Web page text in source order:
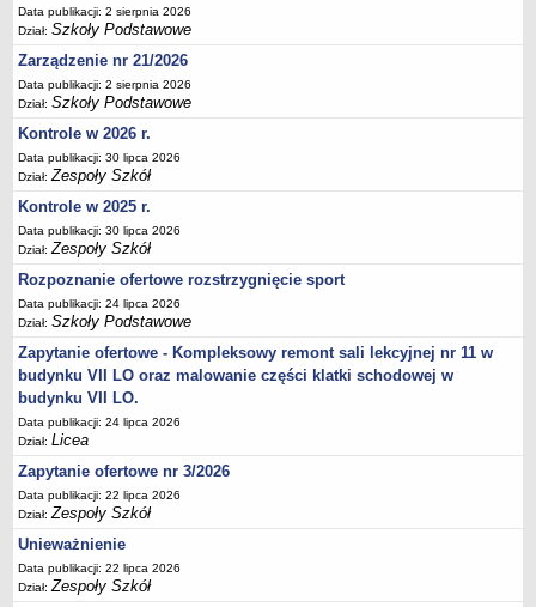
Statut
Majątek
Godziny dyżurów
Ogłoszenia
Rejestry, ewidencje, archiwa
Kontrole
PONOWNE WYKORZYSTYWANIE
Sprawozdania
Deklaracja dostępności
DEKLARACJA DOSTĘPNOŚCI
OŚWIADCZENIA MAJĄTKOWE
PONOWNE WYKORZYSTYWANIE
UDOSTĘPNIANIE INFORMACJI PUBLICZNEJ
OCHRONA DANYCH OSOBOWYCH
Data publikacji: 2 sierpnia 2026
Dział:Szkoły Podstawowe
Zarządzenie nr 21/2026
Data publikacji: 2 sierpnia 2026
Dział:Szkoły Podstawowe
Kontrole w 2026 r.
Data publikacji: 30 lipca 2026
Dział:Zespoły Szkół
Kontrole w 2025 r.
Data publikacji: 30 lipca 2026
Dział:Zespoły Szkół
Rozpoznanie ofertowe rozstrzygnięcie sport
Data publikacji: 24 lipca 2026
Dział:Szkoły Podstawowe
Zapytanie ofertowe - Kompleksowy remont sali lekcyjnej nr 11 w
budynku VII LO oraz malowanie części klatki schodowej w
budynku VII LO.
Data publikacji: 24 lipca 2026
Dział:Licea
Zapytanie ofertowe nr 3/2026
Data publikacji: 22 lipca 2026
Dział:Zespoły Szkół
Unieważnienie
Data publikacji: 22 lipca 2026
Dział:Zespoły Szkół